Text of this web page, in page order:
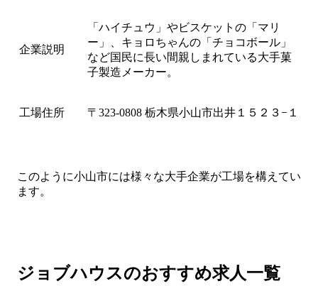
企業説明
「ハイチュウ」やビスケットの「マリ
ー」、キョロちゃんの「チョコボール」
など国民に長い間親しまれている大手菓
子製造メーカー。
工場住所 〒323-0808 栃木県小山市出井１５２３−１
このように小山市には様々な大手企業が工場を構えてい
ます。
ジョブハウスのおすすめ求人一覧